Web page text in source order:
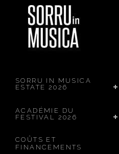
SORRU IN MUSICA
ESTATE 2026
ACADÉMIE DU
FESTIVAL 2026
COÛTS ET
FINANCEMENTS